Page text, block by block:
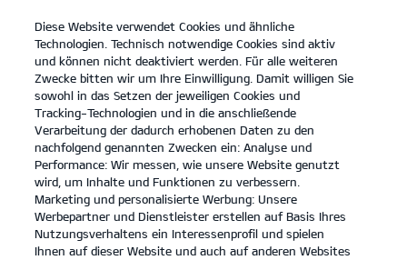
open
menu
KONTAKT
DÜRKOP AUTOVERMIETUNG
DÜRKOP AUTOVERMIETUNG
Diese Website verwendet Cookies und ähnliche
Technologien. Technisch notwendige Cookies sind aktiv
und können nicht deaktiviert werden. Für alle weiteren
Zwecke bitten wir um Ihre Einwilligung. Damit willigen Sie
sowohl in das Setzen der jeweiligen Cookies und
Tracking-Technologien und in die anschließende
Verarbeitung der dadurch erhobenen Daten zu den
nachfolgend genannten Zwecken ein: Analyse und
Performance: Wir messen, wie unsere Website genutzt
wird, um Inhalte und Funktionen zu verbessern.
Marketing und personalisierte Werbung: Unsere
Werbepartner und Dienstleister erstellen auf Basis Ihres
Nutzungsverhaltens ein Interessenprofil und spielen
Ihnen auf dieser Website und auch auf anderen Websites